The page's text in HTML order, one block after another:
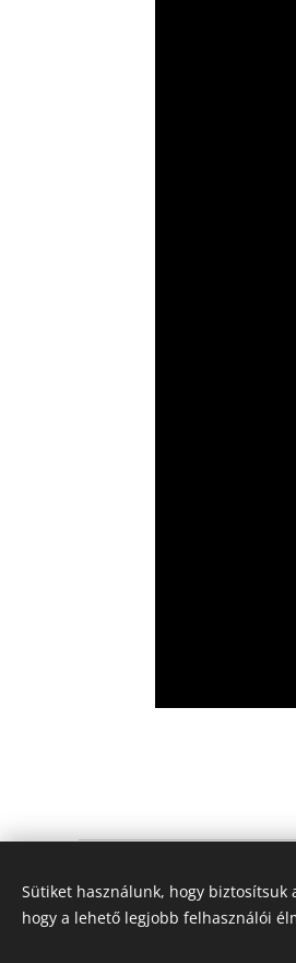
Szabó János és Szabó Milán
Minden jog fenntartva 2025
Sütiket használunk, hogy
hogy a lehető legjobb felhasználói